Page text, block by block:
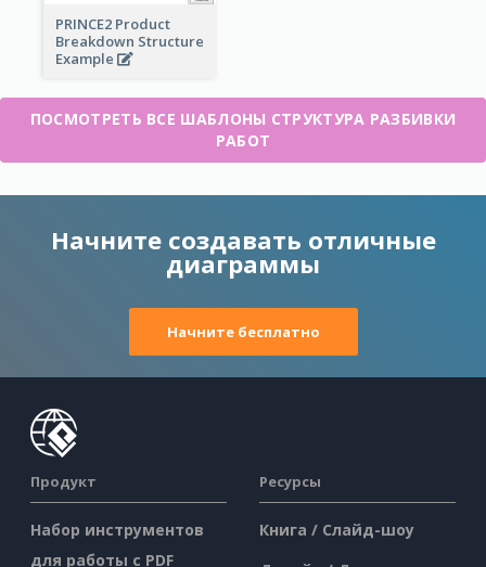
PRINCE2 Product
Breakdown Structure
Example
ПОСМОТРЕТЬ ВСЕ ШАБЛОНЫ СТРУКТУРА РАЗБИВКИ
РАБОТ
Начните создавать отличные
диаграммы
Начните бесплатно
Продукт
Набор инструментов
для работы с PDF
Ресурсы
Книга / Слайд-шоу